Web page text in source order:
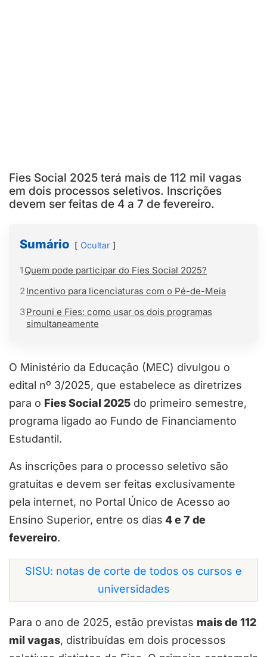
Fies Social 2025 terá mais de 112 mil vagas
em dois processos seletivos. Inscrições
devem ser feitas de 4 a 7 de fevereiro.
Sumário Ocultar
1 Quem pode participar do Fies Social 2025?
2 Incentivo para licenciaturas com o Pé-de-Meia
3Prouni e Fies: como usar os dois programas
simultaneamente
O Ministério da Educação (MEC) divulgou o
edital nº 3/2025, que estabelece as diretrizes
para o Fies Social 2025 do primeiro semestre,
programa ligado ao Fundo de Financiamento
Estudantil.
As inscrições para o processo seletivo são
gratuitas e devem ser feitas exclusivamente
pela internet, no Portal Único de Acesso ao
Ensino Superior, entre os dias 4 e 7 de
fevereiro.
SISU: notas de corte de todos os cursos e
universidades
Para o ano de 2025, estão previstas mais de 112
mil vagas, distribuídas em dois processos